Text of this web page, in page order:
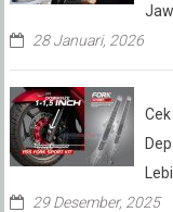
28 Januari, 2026
29 Desember, 2025